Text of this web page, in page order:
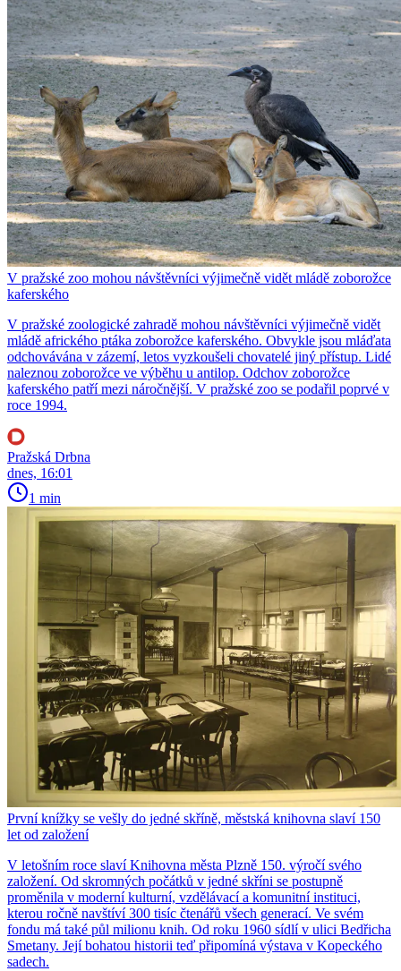
V pražské zoo mohou návštěvníci výjimečně vidět mládě zoborožce
kaferského
V pražské zoologické zahradě mohou návštěvníci výjimečně vidět
mládě afrického ptáka zoborožce kaferského. Obvykle jsou mláďata
odchovávána v zázemí, letos vyzkoušeli chovatelé jiný přístup. Lidé
naleznou zoborožce ve výběhu u antilop. Odchov zoborožce
kaferského patří mezi náročnější. V pražské zoo se podařil poprvé v
roce 1994.
Pražská Drbna
dnes, 16:01
1 min
První knížky se vešly do jedné skříně, městská knihovna slaví 150
let od založení
V letošním roce slaví Knihovna města Plzně 150. výročí svého
založení. Od skromných počátků v jedné skříni se postupně
proměnila v moderní kulturní, vzdělávací a komunitní instituci,
kterou ročně navštíví 300 tisíc čtenářů všech generací. Ve svém
fondu má také půl milionu knih. Od roku 1960 sídlí v ulici Bedřicha
Smetany. Její bohatou historii teď připomíná výstava v Kopeckého
sadech.